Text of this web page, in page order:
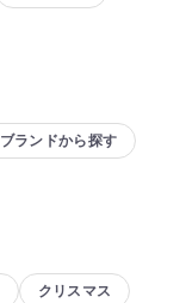
ブランドから探す
クリスマス